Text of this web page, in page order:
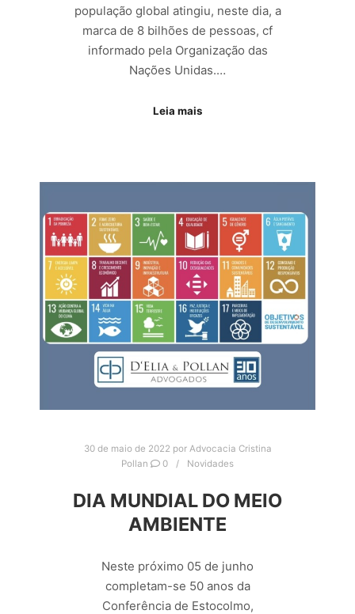
população global atingiu, neste dia, a
marca de 8 bilhões de pessoas, cf
informado pela Organização das
Nações Unidas.…
Leia mais
30 de maio de 2022 por Advocacia Cristina
Pollan
0 Novidades
DIA MUNDIAL DO MEIO
AMBIENTE
Neste próximo 05 de junho
completam-se 50 anos da
Conferência de Estocolmo,